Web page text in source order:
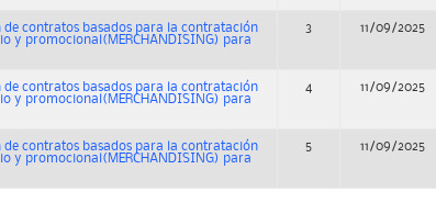
contratos basados para la contratación
y promocional(MERCHANDISING) para
3 11/09/2025
contratos basados para la contratación
y promocional(MERCHANDISING) para
4 11/09/2025
contratos basados para la contratación
y promocional(MERCHANDISING) para
5 11/09/2025